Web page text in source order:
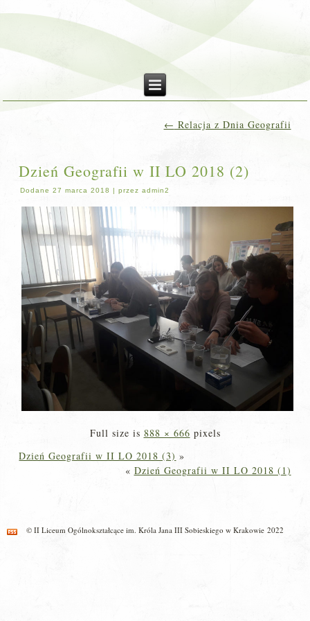
← Relacja z Dnia Geografii
Dzień Geografii w II LO 2018 (2)
Dodane 27 marca 2018 |przez admin2
Full size is 888 × 666 pixels
Dzień Geografii w II LO 2018 (3) »
« Dzień Geografii w II LO 2018 (1)
© II Liceum Ogólnokształcące im. Króla Jana III Sobieskiego w Krakowie 2022